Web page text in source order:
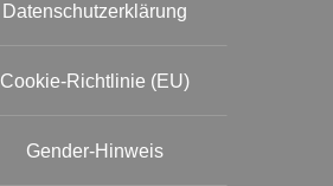
Datenschutzerklärung
Cookie-Richtlinie (EU)
Gender-Hinweis